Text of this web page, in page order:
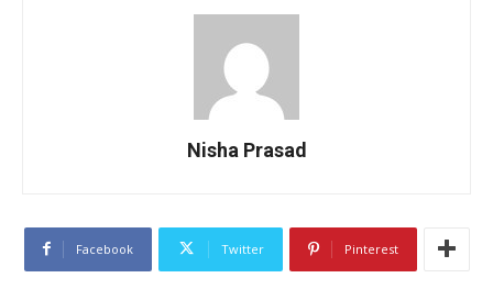
Nisha Prasad
Facebook Twitter Pinterest